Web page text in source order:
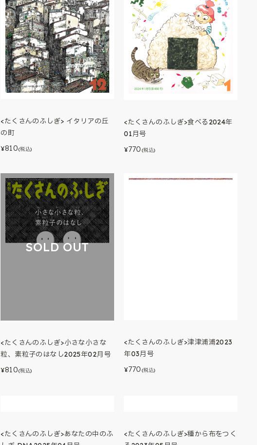
<たくさんのふしぎ> イタリアの丘
の町
¥810(税込)
<たくさんのふしぎ>食べる2024年
01月号
¥770 (税込)
SOLD OUT
<たくさんのふしぎ>小さな小さな
粒、素粒子のはなし2025年02月号
¥810(税込)
<たくさんのふしぎ>津津浦浦2023
年03月号
¥770 (税込)
<たくさんのふしぎ>あなたの中のふ
<たくさんのふしぎ>種から布をつく